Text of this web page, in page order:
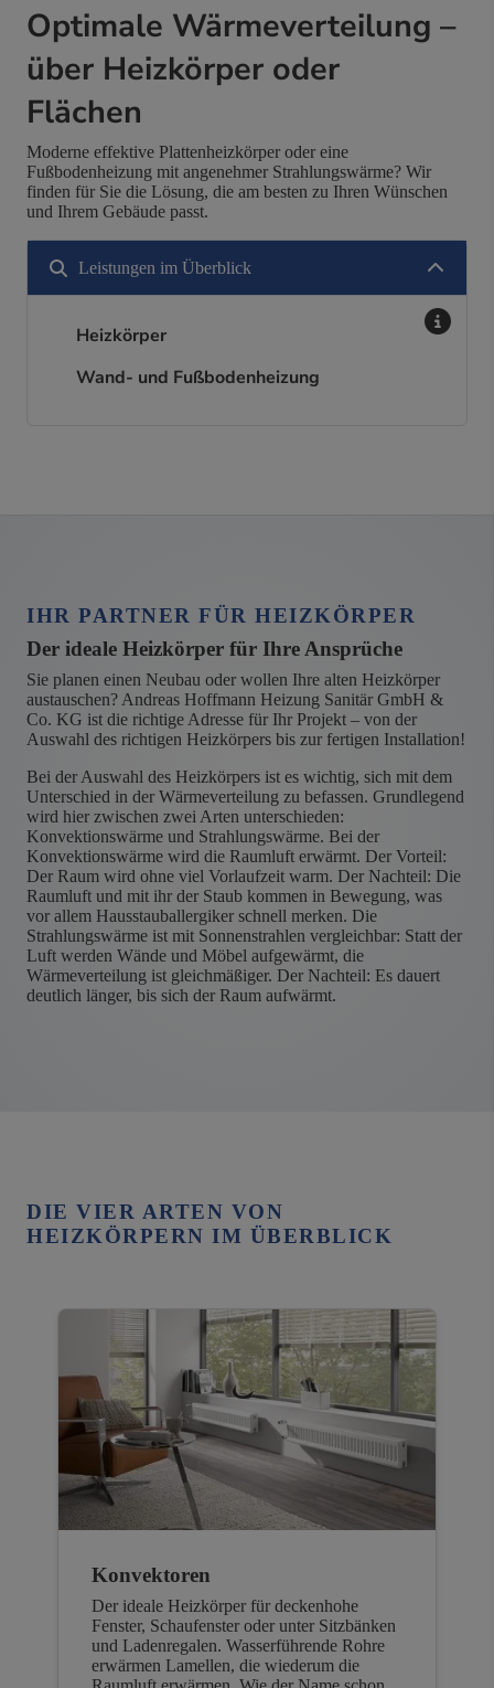
Optimale Wärmeverteilung –
über Heizkörper oder
Flächen
Moderne effektive Plattenheizkörper oder eine
Fußbodenheizung mit angenehmer Strahlungswärme? Wir
finden für Sie die Lösung, die am besten zu Ihren Wünschen
und Ihrem Gebäude passt.
Leistungen im Überblick
Heizkörper
Wand- und Fußbodenheizung
IHR PARTNER FÜR HEIZKÖRPER
Der ideale Heizkörper für Ihre Ansprüche
Sie planen einen Neubau oder wollen Ihre alten Heizkörper
austauschen? Andreas Hoffmann Heizung Sanitär GmbH &
Co. KG ist die richtige Adresse für Ihr Projekt – von der
Auswahl des richtigen Heizkörpers bis zur fertigen Installation!
Bei der Auswahl des Heizkörpers ist es wichtig, sich mit dem
Unterschied in der Wärmeverteilung zu befassen. Grundlegend
wird hier zwischen zwei Arten unterschieden:
Konvektionswärme und Strahlungswärme. Bei der
Konvektionswärme wird die Raumluft erwärmt. Der Vorteil:
Der Raum wird ohne viel Vorlaufzeit warm. Der Nachteil: Die
Raumluft und mit ihr der Staub kommen in Bewegung, was
vor allem Hausstauballergiker schnell merken. Die
Strahlungswärme ist mit Sonnenstrahlen vergleichbar: Statt der
Luft werden Wände und Möbel aufgewärmt, die
Wärmeverteilung ist gleichmäßiger. Der Nachteil: Es dauert
deutlich länger, bis sich der Raum aufwärmt.
DIE VIER ARTEN VON
HEIZKÖRPERN IM ÜBERBLICK
Konvektoren
Der ideale Heizkörper für deckenhohe
Fenster, Schaufenster oder unter Sitzbänken
und Ladenregalen. Wasserführende Rohre
erwärmen Lamellen, die wiederum die